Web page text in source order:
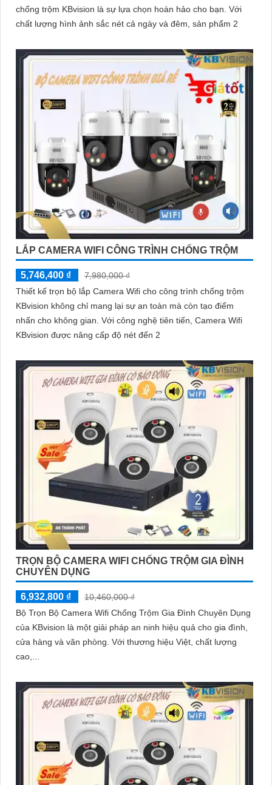
chống trộm KBvision là sự lựa chọn hoàn hảo cho bạn. Với
chất lượng hình ảnh sắc nét cả ngày và đêm, sản phẩm 2
LẮP CAMERA WIFI CÔNG TRÌNH CHỐNG TRỘM
5,746,400 ₫
7,980,000 ₫
Thiết kế trọn bộ lắp Camera Wifi cho công trình chống trộm
KBvision không chỉ mang lại sự an toàn mà còn tạo điểm
nhấn cho không gian. Với công nghệ tiên tiến, Camera Wifi
KBvision được nâng cấp độ nét đến 2
TRỌN BỘ CAMERA WIFI CHỐNG TRỘM GIA ĐÌNH
CHUYÊN DỤNG
6,932,800 ₫
10,460,000 ₫
Bộ Trọn Bộ Camera Wifi Chống Trộm Gia Đình Chuyên Dụng
của KBvision là một giải pháp an ninh hiệu quả cho gia đình,
cửa hàng và văn phòng. Với thương hiệu Việt, chất lượng
cao,...